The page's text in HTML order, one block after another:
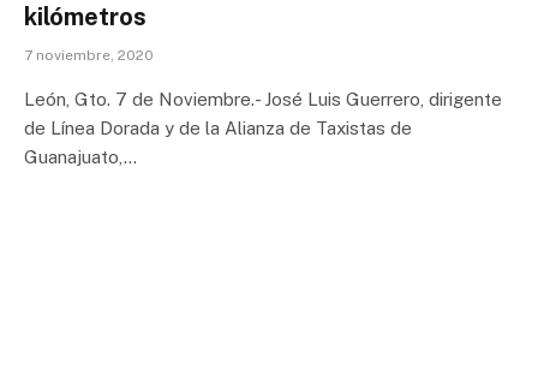
kilómetros
7 noviembre, 2020
León, Gto. 7 de Noviembre.- José Luis Guerrero, dirigente
de Línea Dorada y de la Alianza de Taxistas de
Guanajuato,…